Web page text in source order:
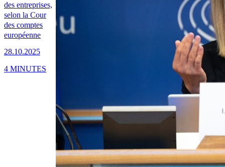
des entreprises,
selon la Cour
des comptes
européenne
28.10.2025
4 MINUTES